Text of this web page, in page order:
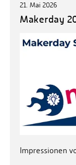
21. Mai 2026
Makerday
Impressionen